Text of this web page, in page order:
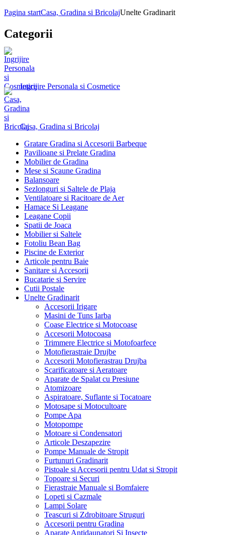
Pagina startCasa, Gradina si BricolajUnelte Gradinarit
Categorii
Ingrijire Personala si Cosmetice
Casa, Gradina si Bricolaj
Gratare Gradina si Accesorii Barbeque
Pavilioane si Prelate Gradina
Mobilier de Gradina
Mese si Scaune Gradina
Balansoare
Sezlonguri si Saltele de Plaja
Ventilatoare si Racitoare de Aer
Hamace Si Leagane
Leagane Copii
Spatii de Joaca
Mobilier si Saltele
Fotoliu Bean Bag
Piscine de Exterior
Articole pentru Baie
Sanitare si Accesorii
Bucatarie si Servire
Cutii Postale
Unelte Gradinarit
Accesorii Irigare
Masini de Tuns Iarba
Coase Electrice si Motocoase
Accesorii Motocoasa
Trimmere Electrice si Motofoarfece
Motofierastraie Drujbe
Accesorii Motofierastrau Drujba
Scarificatoare si Aeratoare
Aparate de Spalat cu Presiune
Atomizoare
Aspiratoare, Suflante si Tocatoare
Motosape si Motocultoare
Pompe Apa
Motopompe
Motoare si Condensatori
Articole Deszapezire
Pompe Manuale de Stropit
Furtunuri Gradinarit
Pistoale si Accesorii pentru Udat si Stropit
Topoare si Securi
Fierastraie Manuale si Bomfaiere
Lopeti si Cazmale
Lampi Solare
Teascuri si Zdrobitoare Struguri
Accesorii pentru Gradina
Aparate Antidaunatori Si Insecte